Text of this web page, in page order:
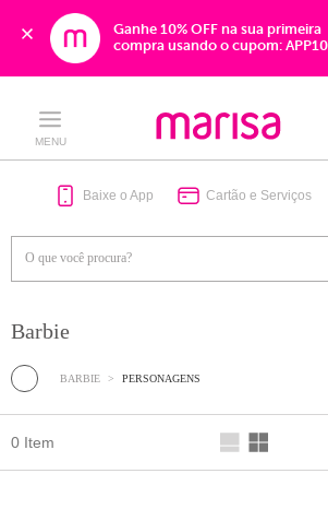
Ganhe 10% OFF na sua primeira
compra usando o cupom: APP10
content
navigation
MENU
Baixe o App Cartão e Serviços
Barbie
BARBIE PERSONAGENS
0 Item